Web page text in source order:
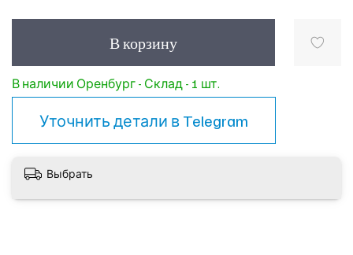
В корзину
В наличии Оренбург - Склад - 1 шт.
Уточнить детали вTelegram
Выбрать